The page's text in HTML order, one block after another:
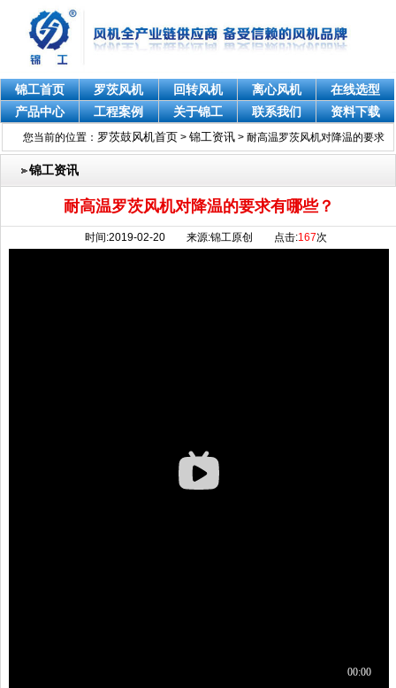
锦工首页 罗茨风机 回转风机 离心风机
在线选型
产品中心
工程案例 关于锦工 联系我们 资料下载
您当前的位置： 罗茨鼓风机首页 > 锦工资讯 >耐高温罗茨风机对降温的要求
有哪些？
锦工资讯
耐高温罗茨风机对降温的要求有哪些？
时间:2019-02-20 来源:锦工原创 点击:167次